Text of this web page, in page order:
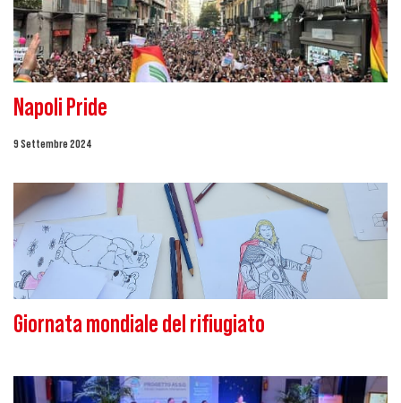
Napoli Pride
9 Settembre 2024
Giornata mondiale del rifiugiato